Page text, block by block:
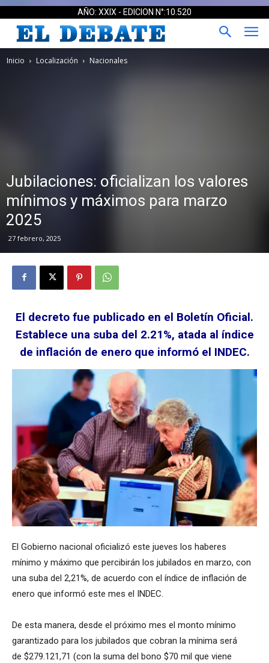
AÑO: XXIX - EDICION N°:10.520
Inicio Localización Nacionales
Jubilaciones: oficializan los valores
mínimos y máximos para marzo
2025
27 febrero, 2025
El decreto fue publicado en el Boletín Oficial.
Establece una suba del 2.21%, atada al índice
de inflación de enero que informó el INDEC.
El Gobierno nacional oficializó este jueves los haberes
mínimo y máximo que percibirán los jubilados en marzo, con
una suba del 2,21%, de acuerdo con el índice de inflación de
enero que informó este mes el INDEC.
De esta manera, desde el próximo mes el monto mínimo
garantizado para los jubilados que cobran la mínima será
de $279.121,71 (con la suma del bono $70 mil que viene